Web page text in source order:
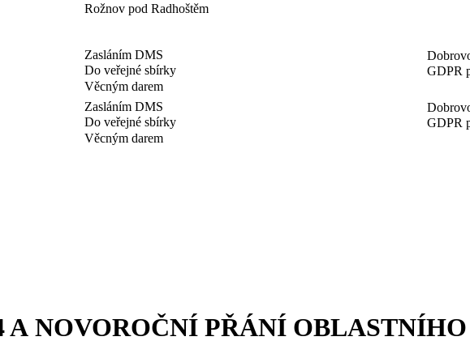
Rožnov pod Radhoštěm
Zasláním DMS
Do veřejné sbírky
Věcným darem
GDPR
Zasláním DMS
Do veřejné sbírky
Věcným darem
GDPR
A NOVOROČNÍ PŘÁNÍ